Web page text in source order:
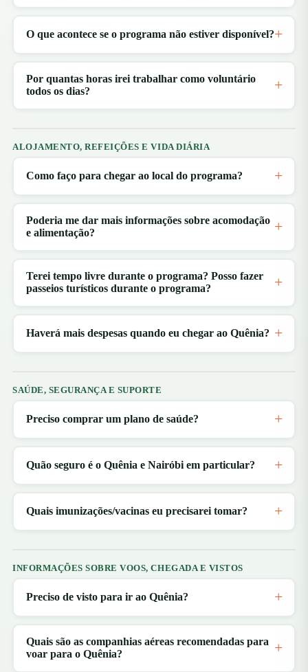
O que acontece se o programa não estiver disponível?
Por quantas horas irei trabalhar como voluntário
todos os dias?
ALOJAMENTO, REFEIÇÕES E VIDA DIÁRIA
Como faço para chegar ao local do programa?
Poderia me dar mais informações sobre acomodação
e alimentação?
Terei tempo livre durante o programa? Posso fazer
passeios turísticos durante o programa?
Haverá mais despesas quando eu chegar ao Quênia?
SAÚDE, SEGURANÇA E SUPORTE
Preciso comprar um plano de saúde?
Quão seguro é o Quênia e Nairóbi em particular?
Quais imunizações/vacinas eu precisarei tomar?
INFORMAÇÕES SOBRE VOOS, CHEGADA E VISTOS
Preciso de visto para ir ao Quênia?
Quais são as companhias aéreas recomendadas para
voar para o Quênia?